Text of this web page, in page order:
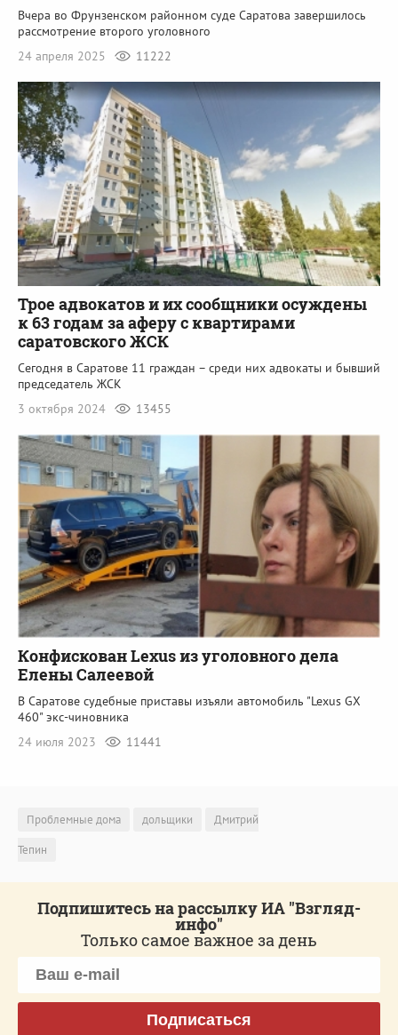
Вчера во Фрунзенском районном суде Саратова завершилось
рассмотрение второго уголовного
24 апреля 2025
11222
Трое адвокатов и их сообщники осуждены
к 63 годам за аферу с квартирами
саратовского ЖСК
Сегодня в Саратове 11 граждан – среди них адвокаты и бывший
председатель ЖСК
3 октября 2024
13455
Конфискован Lexus из уголовного дела
Елены Салеевой
В Саратове судебные приставы изъяли автомобиль "Lexus GX
460" экс-чиновника
24 июля 2023
11441
Проблемные дома дольщики
Дмитрий
Тепин
Подпишитесь на рассылку ИА "Взгляд-
инфо"
Только самое важное за день
Подписаться